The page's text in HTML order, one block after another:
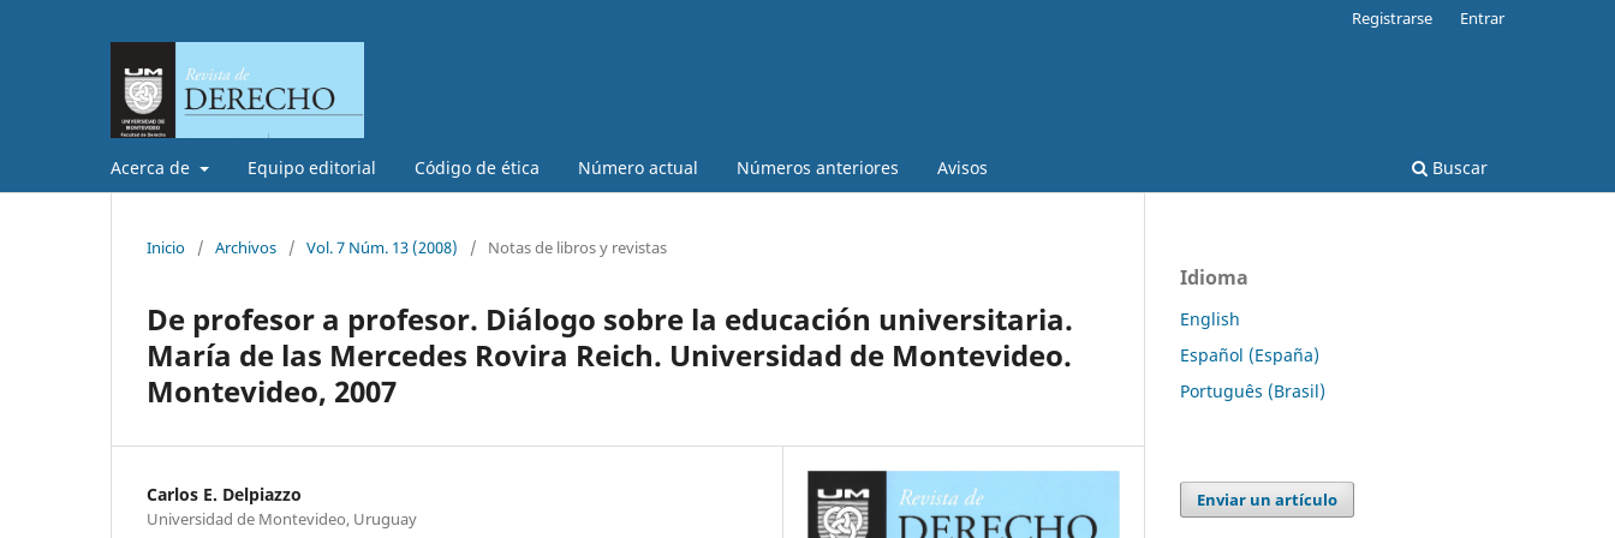
Acerca de Equipo editorial Código de ética Número actual Números anteriores Avisos Buscar
Registrarse Entrar
Inicio / Archivos / Vol. 7 Núm. 13 (2008) / Notas de libros y revistas
De profesor a profesor. Diálogo sobre la educación universitaria.
María de las Mercedes Rovira Reich. Universidad de Montevideo.
Montevideo, 2007
Carlos E. Delpiazzo
Universidad de Montevideo, Uruguay
Idioma
English
Español (España)
Português (Brasil)
Enviar un artículo